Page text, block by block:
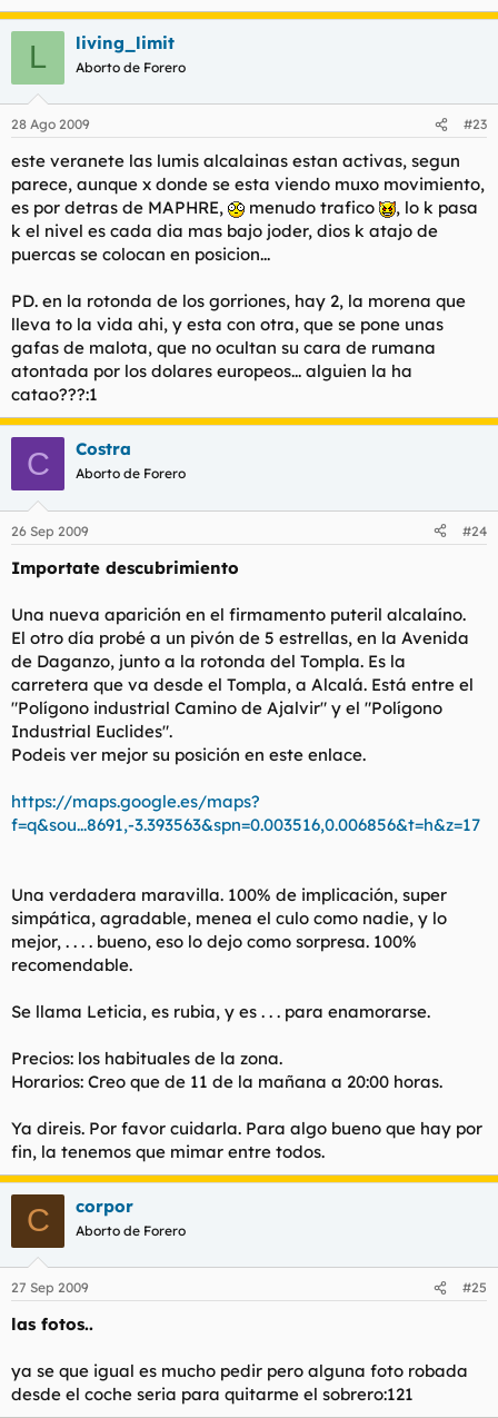
L living_limit
Aborto de Forero
28 Ago 2009 #23
este veranete las lumis alcalainas estan activas, segun
parece, aunque x donde se esta viendo muxo movimiento,
es por detras de MAPHRE,
menudo trafico
, lo k pasa
k el nivel es cada dia mas bajo joder, dios k atajo de
puercas se colocan en posicion...
PD. en la rotonda de los gorriones, hay 2, la morena que
lleva to la vida ahi, y esta con otra, que se pone unas
gafas de malota, que no ocultan su cara de rumana
atontada por los dolares europeos... alguien la ha
catao???:1
C Costra
Aborto de Forero
26 Sep 2009 #24
Importate descubrimiento
Una nueva aparición en el firmamento puteril alcalaíno.
El otro día probé a un pivón de 5 estrellas, en la Avenida
de Daganzo, junto a la rotonda del Tompla. Es la
carretera que va desde el Tompla, a Alcalá. Está entre el
"Polígono industrial Camino de Ajalvir" y el "Polígono
Industrial Euclides".
Podeis ver mejor su posición en este enlace.
https://maps.google.es/maps?
f=q&sou...8691,-3.393563&spn=0.003516,0.006856&t=h&z=17
Una verdadera maravilla. 100% de implicación, super
simpática, agradable, menea el culo como nadie, y lo
mejor, . . . . bueno, eso lo dejo como sorpresa. 100%
recomendable.
Se llama Leticia, es rubia, y es . . . para enamorarse.
Precios: los habituales de la zona.
Horarios: Creo que de 11 de la mañana a 20:00 horas.
Ya direis. Por favor cuidarla. Para algo bueno que hay por
fin, la tenemos que mimar entre todos.
C corpor
Aborto de Forero
27 Sep 2009 #25
las fotos..
ya se que igual es mucho pedir pero alguna foto robada
desde el coche seria para quitarme el sobrero:121